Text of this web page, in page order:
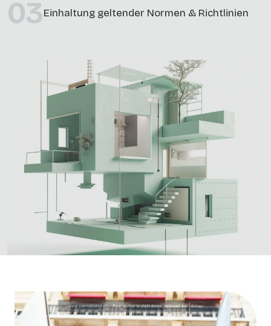
03Einhaltung geltender Normen & Richtlinien